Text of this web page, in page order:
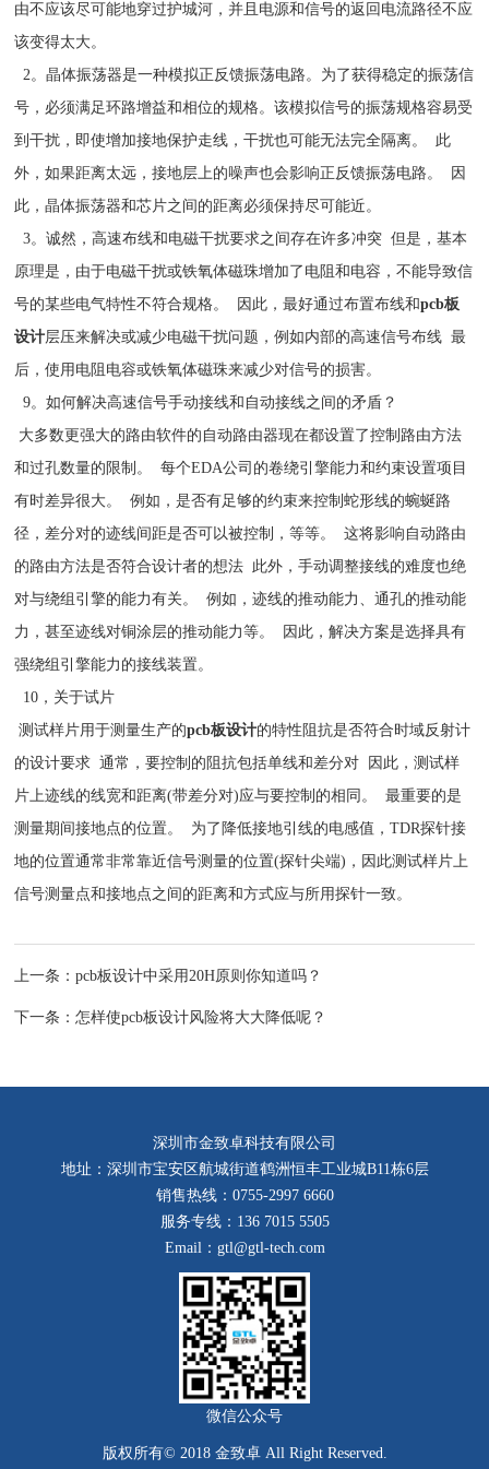
由不应该尽可能地穿过护城河，并且电源和信号的返回电流路径不应
该变得太大。
2。晶体振荡器是一种模拟正反馈振荡电路。为了获得稳定的振荡信
号，必须满足环路增益和相位的规格。该模拟信号的振荡规格容易受
到干扰，即使增加接地保护走线，干扰也可能无法完全隔离。 此
外，如果距离太远，接地层上的噪声也会影响正反馈振荡电路。 因
此，晶体振荡器和芯片之间的距离必须保持尽可能近。
3。诚然，高速布线和电磁干扰要求之间存在许多冲突 但是，基本
原理是，由于电磁干扰或铁氧体磁珠增加了电阻和电容，不能导致信
号的某些电气特性不符合规格。 因此，最好通过布置布线和pcb板
设计层压来解决或减少电磁干扰问题，例如内部的高速信号布线 最
后，使用电阻电容或铁氧体磁珠来减少对信号的损害。
9。如何解决高速信号手动接线和自动接线之间的矛盾？
大多数更强大的路由软件的自动路由器现在都设置了控制路由方法
和过孔数量的限制。 每个EDA公司的卷绕引擎能力和约束设置项目
有时差异很大。 例如，是否有足够的约束来控制蛇形线的蜿蜒路
径，差分对的迹线间距是否可以被控制，等等。 这将影响自动路由
的路由方法是否符合设计者的想法 此外，手动调整接线的难度也绝
对与绕组引擎的能力有关。 例如，迹线的推动能力、通孔的推动能
力，甚至迹线对铜涂层的推动能力等。 因此，解决方案是选择具有
强绕组引擎能力的接线装置。
10，关于试片
测试样片用于测量生产的pcb板设计的特性阻抗是否符合时域反射计
的设计要求 通常，要控制的阻抗包括单线和差分对 因此，测试样
片上迹线的线宽和距离(带差分对)应与要控制的相同。 最重要的是
测量期间接地点的位置。 为了降低接地引线的电感值，TDR探针接
地的位置通常非常靠近信号测量的位置(探针尖端)，因此测试样片上
信号测量点和接地点之间的距离和方式应与所用探针一致。
上一条：pcb板设计中采用20H原则你知道吗？
下一条：怎样使pcb板设计风险将大大降低呢？
深圳市金致卓科技有限公司
地址：深圳市宝安区航城街道鹤洲恒丰工业城B11栋6层
销售热线：0755-2997 6660
服务专线：136 7015 5505
Email：gtl@gtl-tech.com
微信公众号
版权所有© 2018 金致卓 All Right Reserved.